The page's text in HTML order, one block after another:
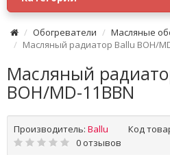
Обогреватели Масляные
Масляный радиатор Ballu BOH/
Масляный
BOH/MD-11BBN
Производитель: Ballu Код
0 отзывов